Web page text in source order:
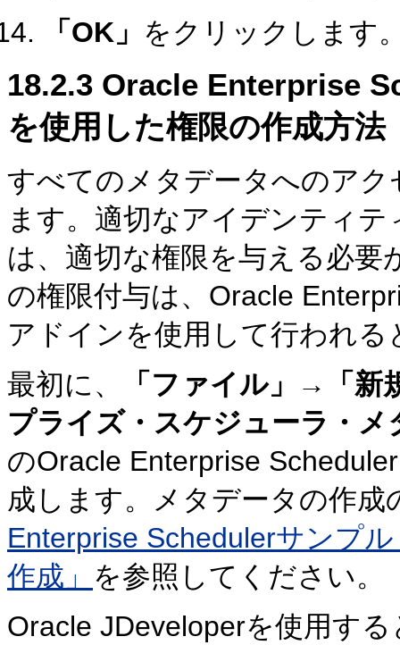
「OK」 をクリックします
18.2.3 Oracle Enterprise
を使用した権限の作成方法
すべてのメタデータへのア
ます。適切なアイデンティ
は、適切な権限を与える必
の権限付与は、Oracle
アドインを使用して行われ
最初に、
「ファイル」 →
「新
プライズ・スケジューラ・メ
のOracle Enterprise
成します。メタデータの作成
Enterprise Schedulerサンプ
作成」 を参照してください。
Oracle JDeveloperを使用す